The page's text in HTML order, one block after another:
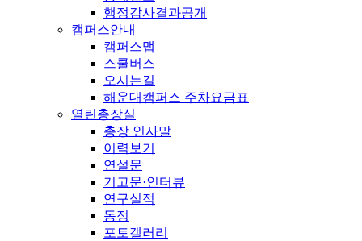
행정감사결과공개
캠퍼스안내
캠퍼스맵
스쿨버스
오시는길
해운대캠퍼스 주차요금표
열린총장실
총장 인사말
이력보기
연설문
기고문·인터뷰
연구실적
동정
포토갤러리